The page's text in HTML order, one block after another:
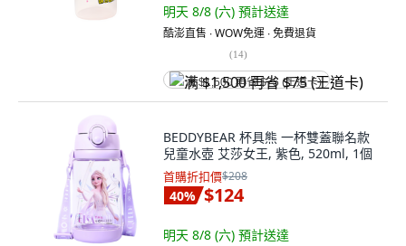
明天 8/8 (六) 預計送達
酷澎直售 ∙ WOW免運 ∙ 免費退貨
(14)
满 $1,500 再省 $75 (王道卡)
BEDDYBEAR 杯具熊 一杯雙蓋聯名款
兒童水壺 艾莎女王, 紫色, 520ml, 1個
首購折扣價$208
40% $124
明天 8/8 (六) 預計送達